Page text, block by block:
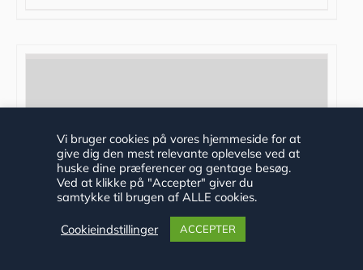
Vi bruger cookies på vores hjemmeside for at
give dig den mest relevante oplevelse ved at
huske dine præferencer og gentage besøg.
Ved at klikke på "Accepter" giver du
samtykke til brugen af ALLE cookies.
Cookieindstillinger ACCEPTER